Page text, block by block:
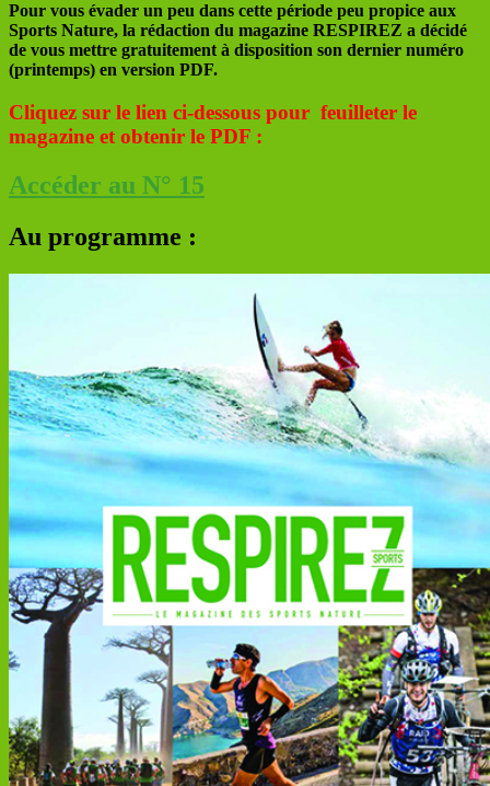
Pour vous évader un peu dans cette période peu propice aux
Sports Nature, la rédaction du magazine RESPIREZ a décidé
de vous mettre gratuitement à disposition son dernier numéro
(printemps) en version PDF.
Cliquez sur le lien ci-dessous pour feuilleter le
magazine et obtenir le PDF :
Accéder au N° 15
Au programme :